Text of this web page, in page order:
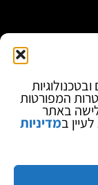
המפורטות
באתר
במדיניות